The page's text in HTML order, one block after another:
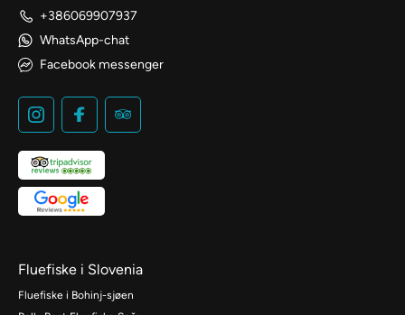
+386069907937
WhatsApp-chat
Facebook messenger
Fluefiske i Slovenia
Fluefiske i Bohinj-sjøen